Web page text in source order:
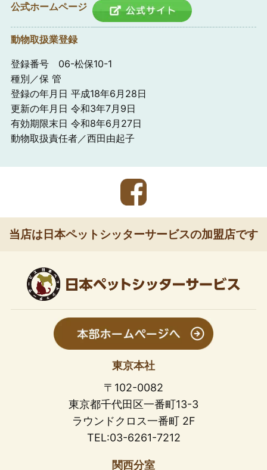
公式ホームページ
動物取扱業登録
登録番号 06-松保10-1
種別／保 管
登録の年月日 平成18年6月28日
更新の年月日 令和3年7月9日
有効期限末日 令和8年6月27日
動物取扱責任者／西田由起子
当店は日本ペットシッターサービスの加盟店です
東京本社
〒102-0082
東京都千代田区一番町13-3
ラウンドクロス一番町 2F
TEL:03-6261-7212
関西分室